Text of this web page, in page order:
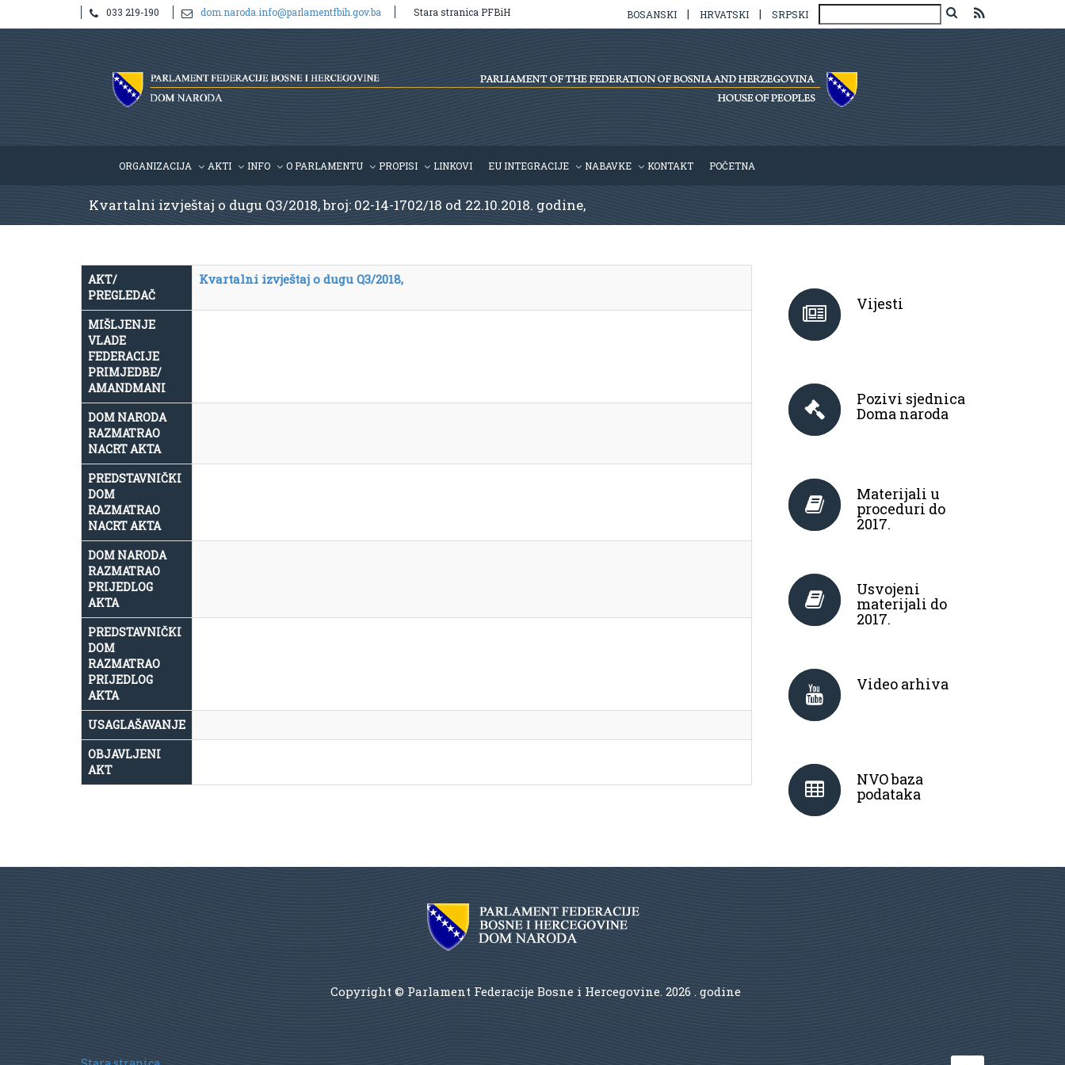
033 219-190 dom.naroda.info@parlamentfbih.gov.ba Stara stranica PFBiH BOSANSKI | HRVATSKI | SRPSKI
ORGANIZACIJA AKTI INFO O PARLAMENTU PROPISI LINKOVI EU INTEGRACIJE NABAVKE KONTAKT POČETNA
Kvartalni izvještaj o dugu Q3/2018, broj: 02-14-1702/18 od 22.10.2018. godine,
AKT/
PREGLEDAČ
Kvartalni izvještaj o dugu Q3/2018,
MIŠLJENJE
VLADE
FEDERACIJE
PRIMJEDBE/
AMANDMANI
DOM NARODA
RAZMATRAO
NACRT AKTA
PREDSTAVNIČKI
DOM
RAZMATRAO
NACRT AKTA
DOM NARODA
RAZMATRAO
PRIJEDLOG
AKTA
PREDSTAVNIČKI
DOM
RAZMATRAO
PRIJEDLOG
AKTA
USAGLAŠAVANJE
OBJAVLJENI
AKT
Vijesti
Pozivi sjednica
Doma naroda
Materijali u
proceduri do
2017.
Usvojeni
materijali do
2017.
Video arhiva
NVO baza
podataka
Copyright © Parlament Federacije Bosne i Hercegovine. 2026 . godine